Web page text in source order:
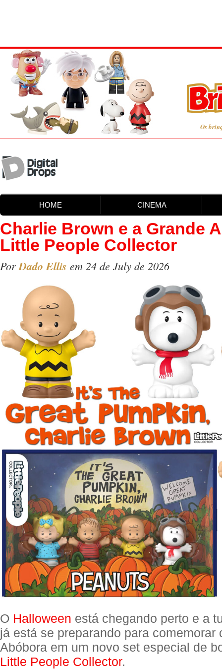
Os
HOME CINEMA
Charlie Brown e a Grande
Little People Collector
PorDado Ellis em 24 de July de 2026
O Halloween está chegando perto e a
já está se preparando para comemorar
Abóbora em um novo set especial de
Little People Collector.